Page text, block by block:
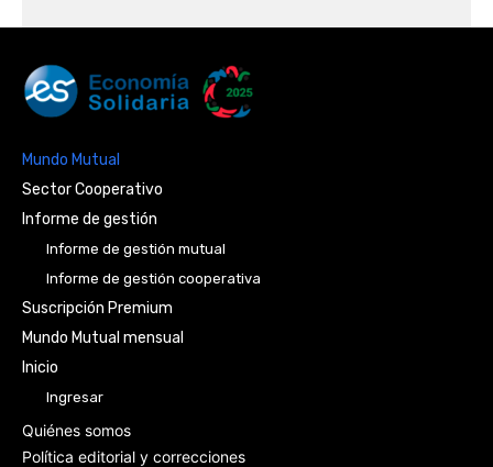
Mundo Mutual
Sector Cooperativo
Informe de gestión
Informe de gestión mutual
Informe de gestión cooperativa
Suscripción Premium
Mundo Mutual mensual
Inicio
Ingresar
Quiénes somos
Política editorial y correcciones